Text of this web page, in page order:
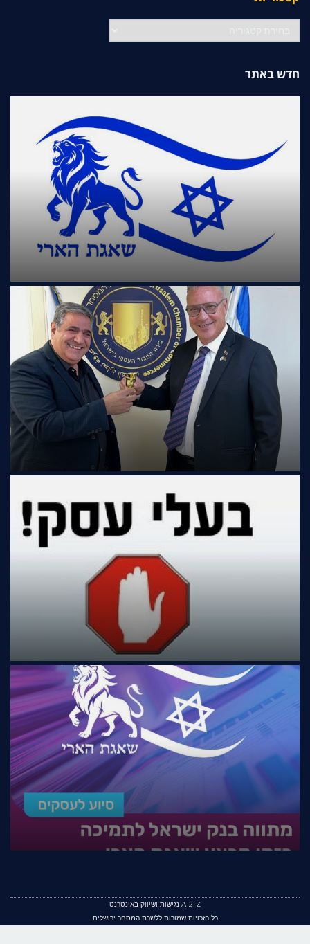
חדש באתר
A-2-Z נגישות ושיווק באינטרנט
כל הזכויות שמורות ללשכת המסחר ירושלים